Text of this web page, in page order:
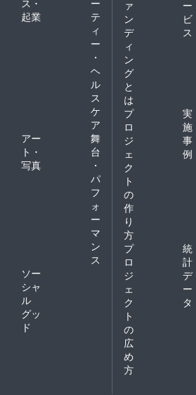
起業
テ
ィ
ー
・
ヘ
ル
ス
ケ
ア
アー
ト・
写真
舞
台
・
パ
フ
ォ
ー
マ
ン
ス
ソー
シャ
ル
グッ
ド
ァ
ン
デ
ィ
ン
グ
と
は
ー
ビ
ス
プ
ロ
ジ
ェ
ク
ト
の
作
り
方
実
施
事
例
プ
ロ
ジ
ェ
ク
ト
の
広
め
方
統
計
デ
ー
タ